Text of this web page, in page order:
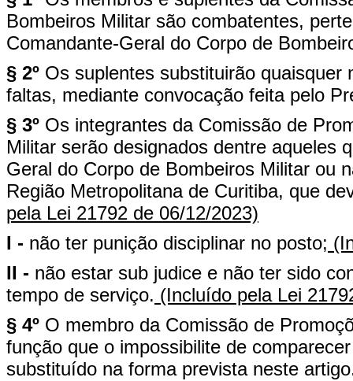
Bombeiros Militar são combatentes,
Comandante-Geral do Corpo de
§ 2º Os suplentes substituirão
faltas, mediante convocação feita pelo
§ 3º Os integrantes da Comissão de
Militar serão designados dentre aqueles
Geral do Corpo de Bombeiros Militar ou
Região Metropolitana de Curitiba, que
pela Lei 21792 de 06/12/2023)
I - não ter punição disciplinar no posto;
II - não estar sub judice e não ter sido
tempo de serviço. (Incluído pela Lei
§ 4º O membro da Comissão de
função que o impossibilite de
substituído na forma prevista neste